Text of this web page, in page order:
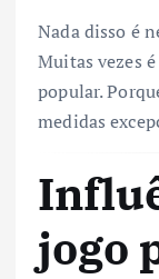
Nada disso é
Muitas vezes
popular.
medidas
jogo